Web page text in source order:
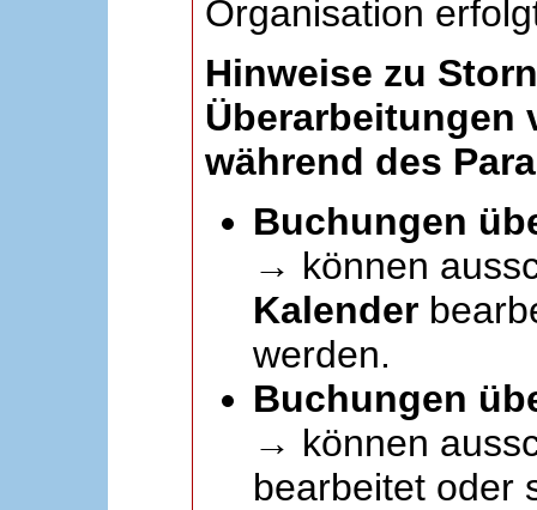
Organisation
Hinweise zu
Überarbeitungen
während des
Buchungen
→ können
Kalender
werden.
Buchungen
→ können
bearbeitet oder